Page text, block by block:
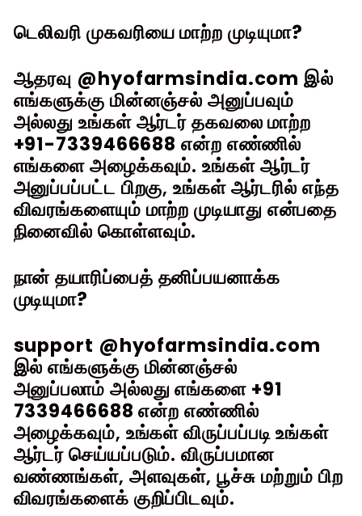
டெலிவரி முகவரியை மாற்ற முடியுமா?
ஆதரவு @hyofarmsindia.com இல்
எங்களுக்கு மின்னஞ்சல் அனுப்பவும்
அல்லது உங்கள் ஆர்டர் தகவலை மாற்ற
+91-7339466688 என்ற எண்ணில்
எங்களை அழைக்கவும். உங்கள் ஆர்டர்
அனுப்பப்பட்ட பிறகு, உங்கள் ஆர்டரில் எந்த
விவரங்களையும் மாற்ற முடியாது என்பதை
நினைவில் கொள்ளவும்.
நான் தயாரிப்பைத் தனிப்பயனாக்க
முடியுமா?
support @hyofarmsindia.com
இல் எங்களுக்கு மின்னஞ்சல்
அனுப்பலாம் அல்லது எங்களை +91
7339466688 என்ற எண்ணில்
அழைக்கவும், உங்கள் விருப்பப்படி உங்கள்
ஆர்டர் செய்யப்படும். விருப்பமான
வண்ணங்கள், அளவுகள், பூச்சு மற்றும் பிற
விவரங்களைக் குறிப்பிடவும்.